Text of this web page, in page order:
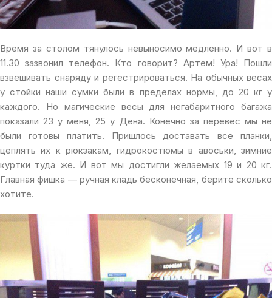
Время за столом тянулось невыносимо медленно. И вот в
11.30 зазвонил телефон. Кто говорит? Артем! Ура! Пошли
взвешивать снаряду и регестрироваться. На обычных весах
у стойки наши сумки были в пределах нормы, до 20 кг у
каждого. Но магические весы для негабаритного багажа
показали 23 у меня, 25 у Дена. Конечно за перевес мы не
были готовы платить. Пришлось доставать все планки,
цеплять их к рюкзакам, гидрокостюмы в авоськи, зимние
куртки туда же. И вот мы достигли желаемых 19 и 20 кг.
Главная фишка — ручная кладь бесконечная, берите сколько
хотите.